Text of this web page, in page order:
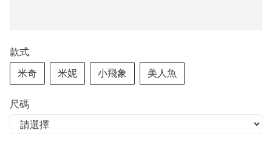
款式
米奇 米妮 小飛象 美人魚
尺碼